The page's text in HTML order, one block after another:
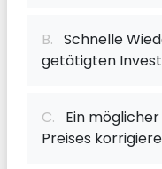
B. Schnelle
getätigten
C. Ein
Preises